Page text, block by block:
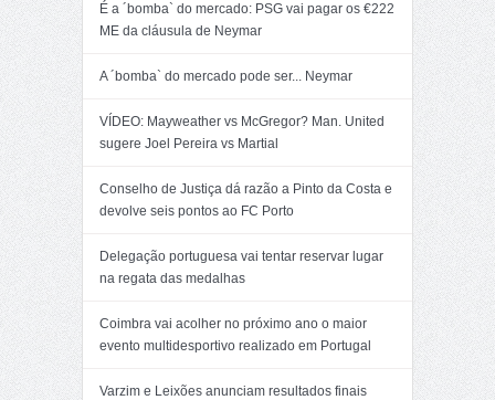
É a ´bomba` do mercado: PSG vai pagar os €222
ME da cláusula de Neymar
A ´bomba` do mercado pode ser... Neymar
VÍDEO: Mayweather vs McGregor? Man. United
sugere Joel Pereira vs Martial
Conselho de Justiça dá razão a Pinto da Costa e
devolve seis pontos ao FC Porto
Delegação portuguesa vai tentar reservar lugar
na regata das medalhas
Coimbra vai acolher no próximo ano o maior
evento multidesportivo realizado em Portugal
Varzim e Leixões anunciam resultados finais